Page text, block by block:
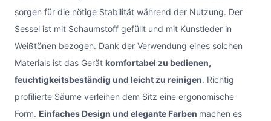
sorgen für die nötige Stabilität während der Nutzung. Der
Sessel ist mit Schaumstoff gefüllt und mit Kunstleder in
Weißtönen bezogen. Dank der Verwendung eines solchen
Materials ist das Gerät komfortabel zu bedienen,
feuchtigkeitsbeständig und leicht zu reinigen. Richtig
profilierte Säume verleihen dem Sitz eine ergonomische
Form. Einfaches Design und elegante Farben machen es